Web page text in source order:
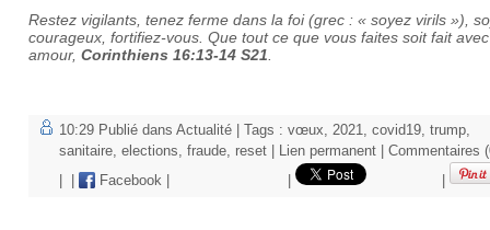
Restez vigilants, tenez ferme dans la foi (grec : « soyez virils »),
courageux, fortifiez-vous. Que tout ce que vous faites soit fait avec
amour, Corinthiens 16:13-14 S21
10:29 Publié dans Actualité | Tags : vœux, 2021, covid19, trump,
sanitaire, elections, fraude, reset Lien permanent
Commentaires
Facebook